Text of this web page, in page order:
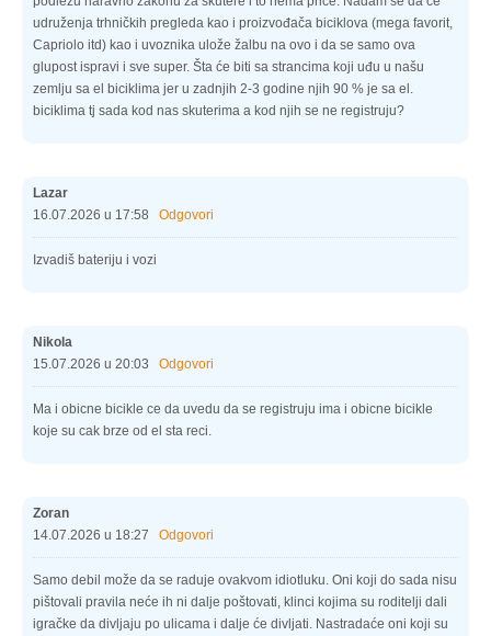
udruženja trhničkih pregleda kao i proizvođača biciklova (mega favorit,
Capriolo itd) kao i uvoznika ulože žalbu na ovo i da se samo ova
glupost ispravi i sve super. Šta će biti sa strancima koji uđu u našu
zemlju sa el biciklima jer u zadnjih 2-3 godine njih 90 % je sa el.
biciklima tj sada kod nas skuterima a kod njih se ne registruju?
Lazar
16.07.2026 u 17:58 Odgovori
Izvadiš bateriju i vozi
Nikola
15.07.2026 u 20:03 Odgovori
Ma i obicne bicikle ce da uvedu da se registruju ima i obicne bicikle
koje su cak brze od el sta reci.
Zoran
14.07.2026 u 18:27 Odgovori
Samo debil može da se raduje ovakvom idiotluku. Oni koji do sada nisu
pištovali pravila neće ih ni dalje poštovati, klinci kojima su roditelji dali
igračke da divljaju po ulicama i dalje će divljati. Nastradaće oni koji su